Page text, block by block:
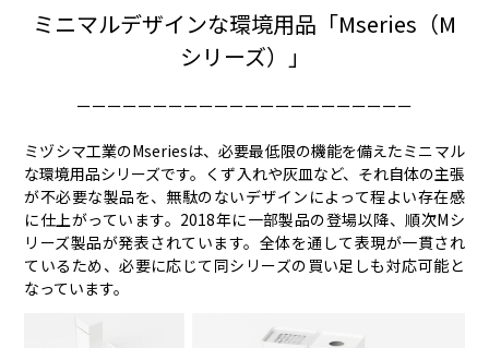
ミニマルデザインな環境用品「Mseries（M
シリーズ）」
ーーーーーーーーーーーーーーーーーーーーーー
ミヅシマ工業のMseriesは、必要最低限の機能を備えたミニマル
な環境用品シリーズです。くず入れや灰皿など、それ自体の主張
が不必要な製品を、無駄のないデザインによって程よい存在感
に仕上がっています。2018年に一部製品の登場以降、順次Mシ
リーズ製品が発表されています。全体を通して表現が一貫され
ているため、必要に応じて同シリーズの買い足しも対応可能と
なっています。